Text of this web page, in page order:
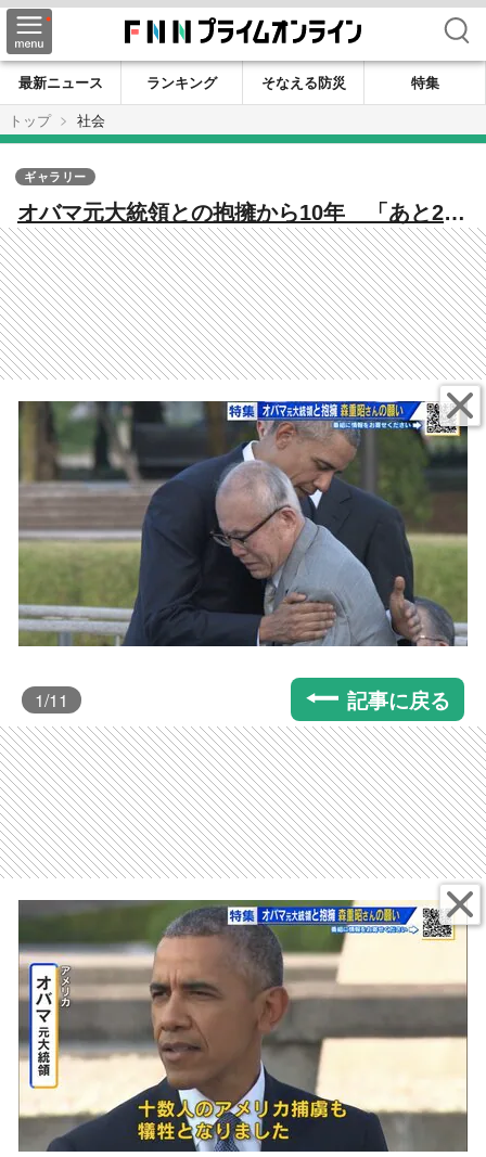
検索
最新ニュース ランキング そなえる防災
特集
トップ
社会
オバマ元大統領との抱擁から10年 「あと2
人…」被爆者・森重昭さんが託す思い 原爆
で亡くなった米兵遺族を探し続けて【広島
発】
ギャラリー
1/11 記事に戻る